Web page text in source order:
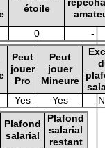
étoile
0 -
Peut
jouer
Pro
Peut
jouer
Mineure
Yes Yes
Plafond
salarial
Plafond
salarial
restant